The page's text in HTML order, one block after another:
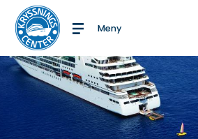
Till startsidan
Meny